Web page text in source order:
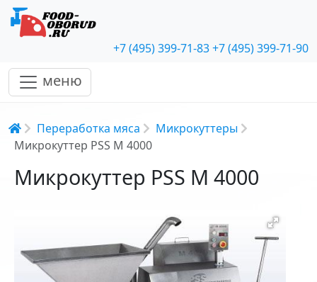
+7 (495) 399-71-83+7 (495) 399-71-90
меню
Строка навигации
Переработка мяса
Микрокуттеры
Микрокуттер PSS M 4000
Микрокуттер PSS M 4000